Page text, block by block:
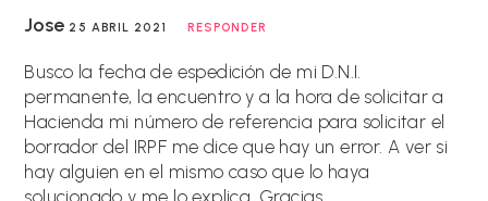
Jose 25 ABRIL 2021 RESPONDER
Busco la fecha de espedición de mi D.N.I.
permanente, la encuentro y a la hora de solicitar a
Hacienda mi número de referencia para solicitar el
borrador del IRPF me dice que hay un error. A ver si
hay alguien en el mismo caso que lo haya
solucionado y me lo explica. Gracias